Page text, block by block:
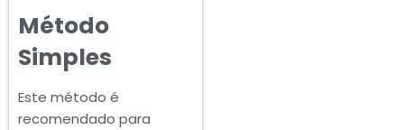
Método
Simples
Este método é
recomendado para